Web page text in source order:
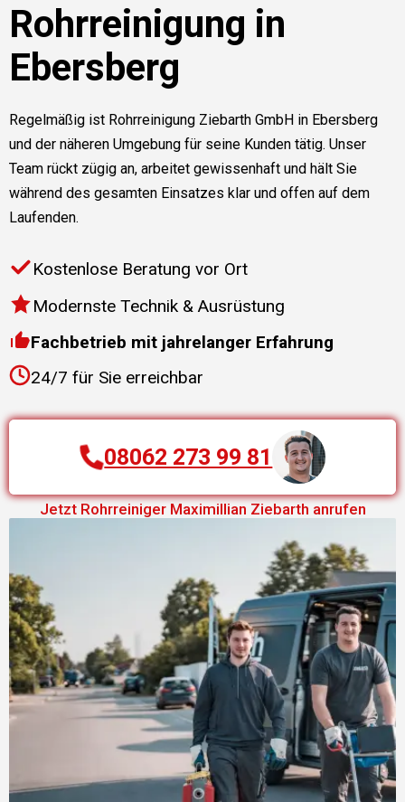
Rohrreinigung in
Ebersberg
Regelmäßig ist Rohrreinigung Ziebarth GmbH in Ebersberg
und der näheren Umgebung für seine Kunden tätig. Unser
Team rückt zügig an, arbeitet gewissenhaft und hält Sie
während des gesamten Einsatzes klar und offen auf dem
Laufenden.
Kostenlose Beratung vor Ort
Modernste Technik & Ausrüstung
Fachbetrieb mit jahrelanger Erfahrung
24/7 für Sie erreichbar
08062 273 99 81
Jetzt Rohrreiniger Maximillian Ziebarth anrufen